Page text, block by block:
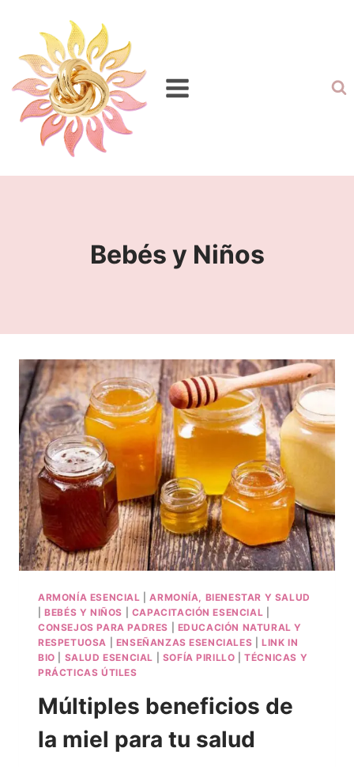
Bebés y Niños
ARMONÍA ESENCIAL |ARMONÍA, BIENESTAR Y SALUD
|BEBÉS Y NIÑOS CAPACITACIÓN ESENCIAL
CONSEJOS PARA PADRES
EDUCACIÓN NATURAL Y
RESPETUOSA
ENSEÑANZAS ESENCIALES |LINK IN
BIO
SALUD ESENCIAL SOFÍA PIRILLO |TÉCNICAS Y
PRÁCTICAS ÚTILES
Múltiples beneficios de
la miel para tu salud